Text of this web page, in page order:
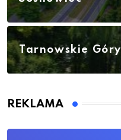
Tarnowskie Góry
REKLAMA